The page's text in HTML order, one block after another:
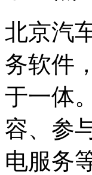
北京汽
务软件
于一体
容、参
电服务